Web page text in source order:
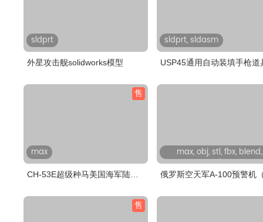
sldprt
外星攻击舰solidworks模型
sldprt, sldasm
USP45通用自动装填手枪道
售
max
CH-53E超级种马美国海军陆战
max, obj, stl, fbx, blend,
gltf/glb
俄罗斯空天军A-100预警机
售